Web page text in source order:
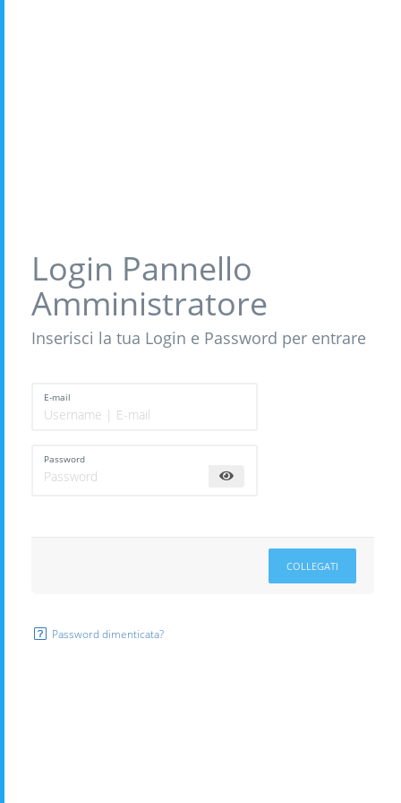
Login Pannello
Amministratore
Inserisci la tua Login e Password per entrare
E-mail
Password
COLLEGATI
Password dimenticata?